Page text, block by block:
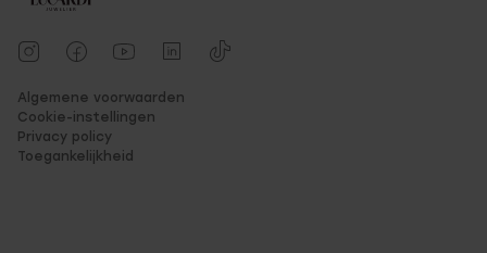
Algemene voorwaarden
Cookie-instellingen
Privacy policy
Toegankelijkheid